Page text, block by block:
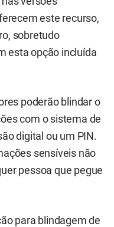
este recurso,
sobretudo
esta opção incluída
poderão blindar o
com o sistema de
digital ou um PIN.
sensíveis não
pessoa que pegue
para blindagem de